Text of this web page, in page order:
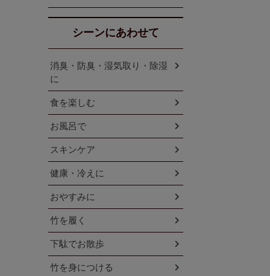
シーンにあわせて
消臭・防臭・湿気取り・除湿
に
食を楽しむ
お風呂で
スキンケア
健康・冷えに
おやすみに
竹を履く
下駄でお散歩
竹を身につける